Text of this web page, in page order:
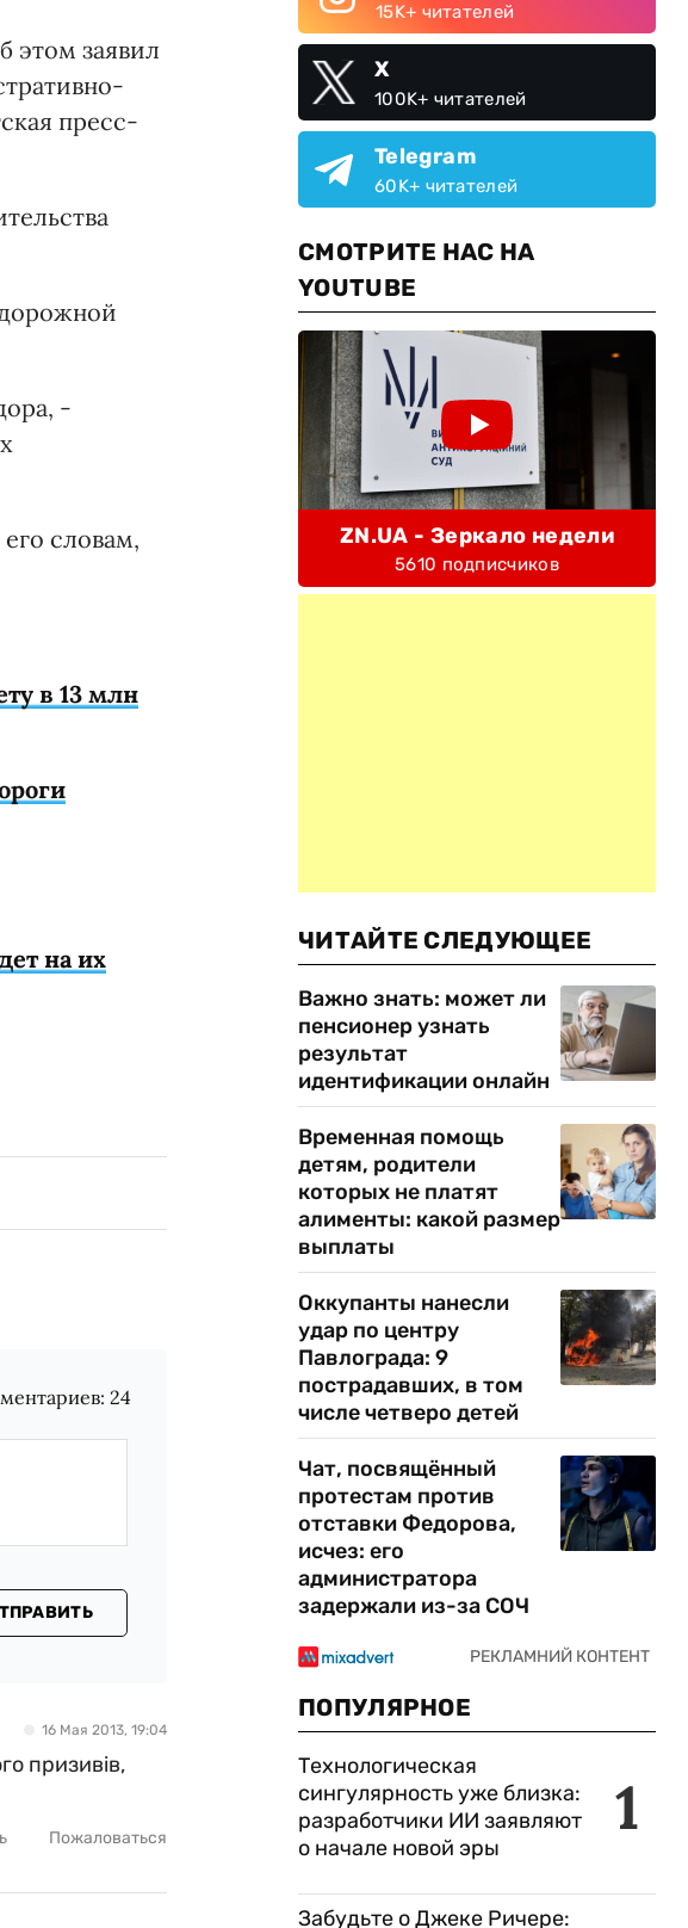
этом заявил
пресс-
-
словам,
в 13 млн
на их
24
16 Мая 2013, 19:04
призивів,
Пожаловаться
15K+ читателей
X
100K+ читателей
Telegram
60K+ читателей
СМОТРИТЕ НАС НА
YOUTUBE
ZN.UA - Зеркало недели
5610 подписчиков
ЧИТАЙТЕ СЛЕДУЮЩЕЕ
Важно знать: может ли
пенсионер узнать
результат
идентификации онлайн
Временная помощь
детям, родители
которых не платят
алименты: какой размер
выплаты
Оккупанты нанесли
удар по центру
Павлограда: 9
пострадавших, в том
числе четверо детей
Чат, посвящённый
протестам против
отставки Федорова,
исчез: его
администратора
задержали из-за СОЧ
ПОПУЛЯРНОЕ
1
Технологическая
сингулярность уже близка:
разработчики ИИ заявляют
о начале новой эры
Забудьте о Джеке Ричере: